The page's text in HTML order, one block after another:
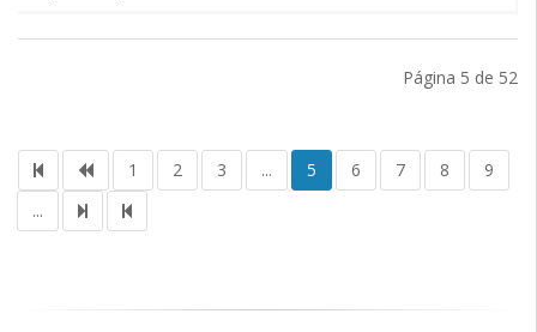
Página 5 de 52
1 2 3 ... 5 6 7 8
9
...